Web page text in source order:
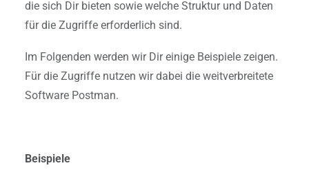
die sich Dir bieten sowie welche Struktur und Daten
für die Zugriffe erforderlich sind.
Im Folgenden werden wir Dir einige Beispiele zeigen.
Für die Zugriffe nutzen wir dabei die weitverbreitete
Software Postman.
Beispiele